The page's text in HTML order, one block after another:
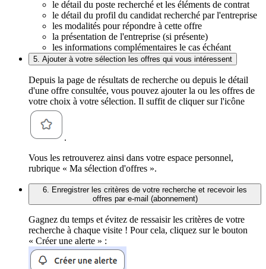
le détail du poste recherché et les éléments de contrat
le détail du profil du candidat recherché par l'entreprise
les modalités pour répondre à cette offre
la présentation de l'entreprise (si présente)
les informations complémentaires le cas échéant
5. Ajouter à votre sélection les offres qui vous intéressent
Depuis la page de résultats de recherche ou depuis le détail
d'une offre consultée, vous pouvez ajouter la ou les offres de
votre choix à votre sélection. Il suffit de cliquer sur l'icône
.
Vous les retrouverez ainsi dans votre espace personnel,
rubrique « Ma sélection d'offres ».
6. Enregistrer les critères de votre recherche et recevoir les
offres par e-mail (abonnement)
Gagnez du temps et évitez de ressaisir les critères de votre
recherche à chaque visite ! Pour cela, cliquez sur le bouton
« Créer une alerte » :